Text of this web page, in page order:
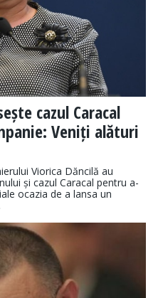
cazul Caracal
Veniți alături
Viorica Dăncilă au
și cazul Caracal pentru a-
ocazia de a lansa un